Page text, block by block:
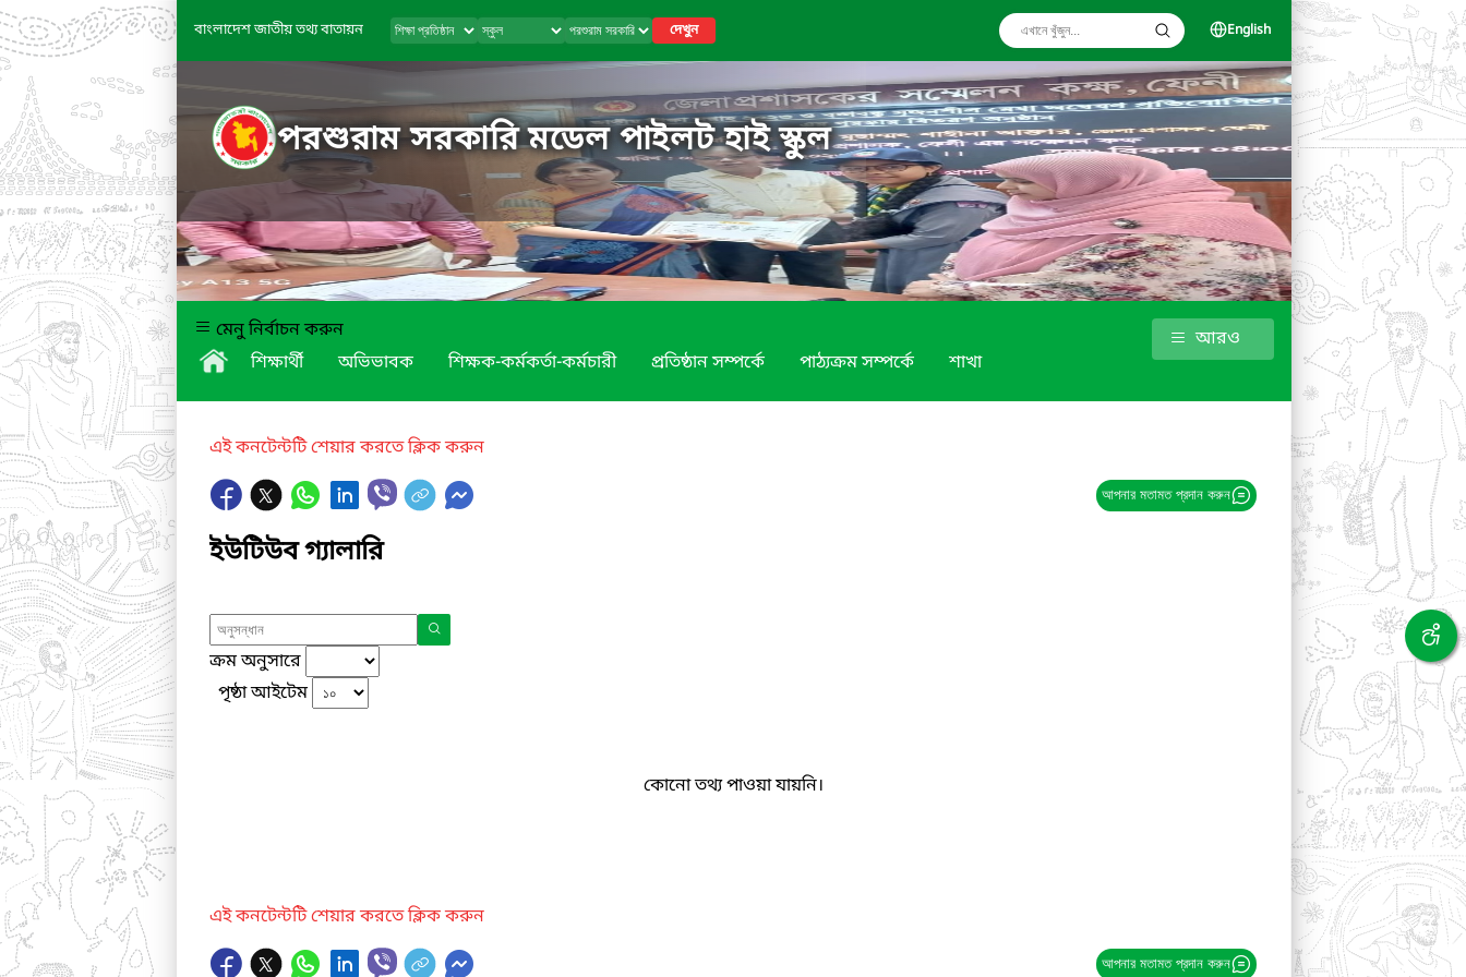
বাংলাদেশ জাতীয় তথ্য বাতায়ন দেখুন English
পরশুরাম সরকারি মডেল পাইলট হাই স্কুল
মেনু নির্বাচন করুন
শিক্ষার্থী
অভিভাবক শিক্ষক-কর্মকর্তা-কর্মচারী প্রতিষ্ঠান সম্পর্কে পাঠ্যক্রম সম্পর্কে শাখা
আরও
এই কনটেন্টটি শেয়ার করতে ক্লিক করুন
আপনার মতামত প্রদান করুন
ইউটিউব গ্যালারি
ক্রম অনুসারে
পৃষ্ঠা আইটেম
কোনো তথ্য পাওয়া যায়নি।
এই কনটেন্টটি শেয়ার করতে ক্লিক করুন
আপনার মতামত প্রদান করুন